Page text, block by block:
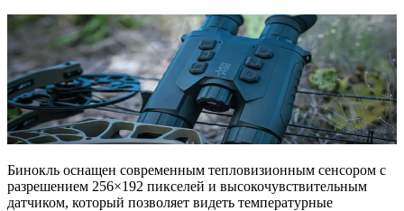
Бинокль оснащен современным тепловизионным сенсором с
разрешением 256×192 пикселей и высокочувствительным
датчиком, который позволяет видеть температурные